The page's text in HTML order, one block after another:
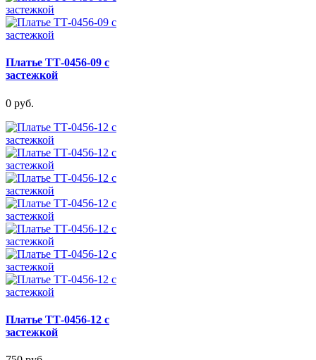
Платье ТТ-0456-09 с
застежкой
0 руб.
Платье ТТ-0456-12 с
застежкой